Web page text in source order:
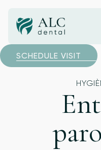
SCHEDULE VISIT